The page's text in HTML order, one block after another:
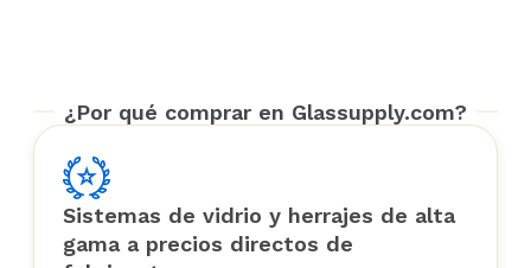
¿Por qué comprar en Glassupply.com?
Sistemas de vidrio y herrajes de alta
gama a precios directos de